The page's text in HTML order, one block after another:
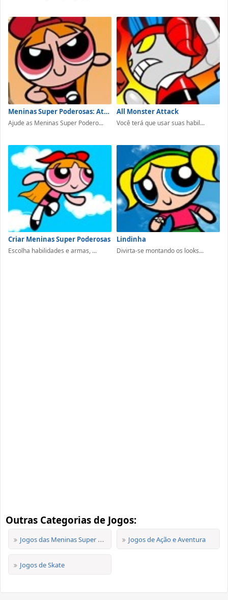
Meninas Super Poderosas: Ataque dos Cães Robôs
Ajude as Meninas Super Podero...
All Monster Attack
Você terá que usar suas habil...
Criar Meninas Super Poderosas
Escolha habilidades e armas, ...
Lindinha
Divirta-se montando os looks...
Outras Categorias de Jogos:
Jogos das Meninas Super Poderosas Jogos de Ação e Aventura
Jogos de Skate